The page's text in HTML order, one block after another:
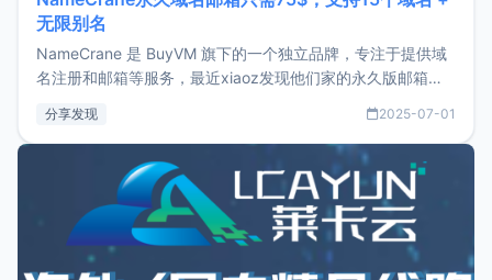
无限别名
NameCrane 是 BuyVM 旗下的一个独立品牌，专注于提供域
名注册和邮箱等服务，最近xiaoz发现他们家的永久版邮箱服
又实惠的域名邮箱，不妨尝试一下 NameCrane。注册
NameCraneNameCrane不支持直接注册，必须要购买
分享发现 2025-07-01